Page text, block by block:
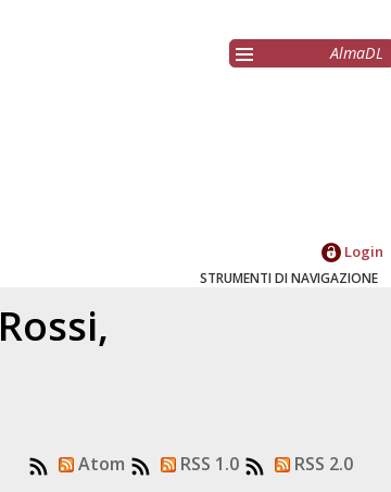
AlmaDL
Login
STRUMENTI DI NAVIGAZIONE
Rossi,
Atom RSS 1.0 RSS 2.0